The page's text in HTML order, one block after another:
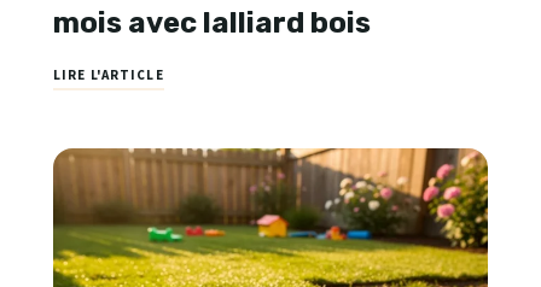
mois avec lalliard bois
LIRE L'ARTICLE